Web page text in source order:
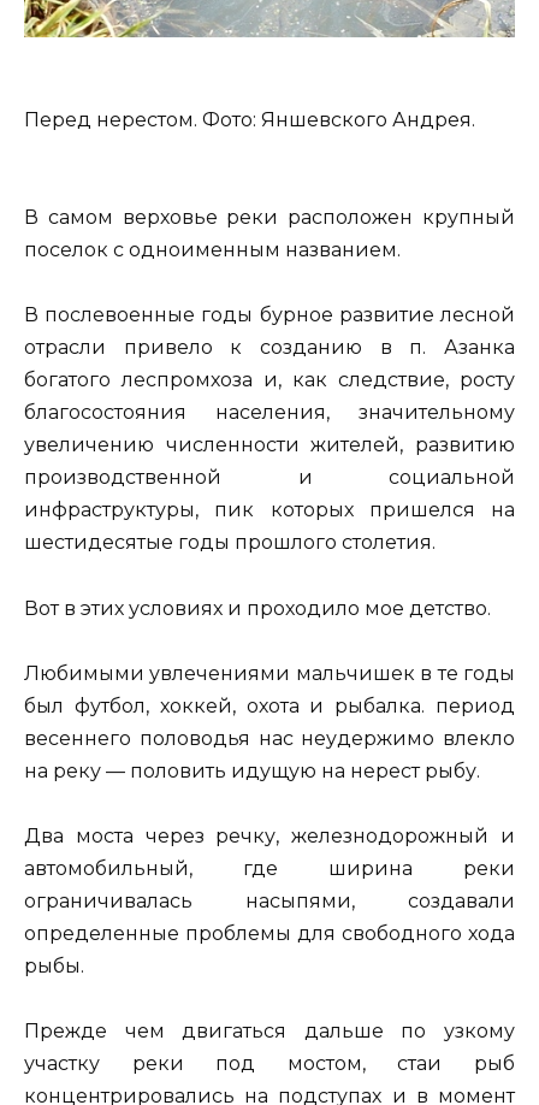
Перед нерестом. Фото: Яншевского Андрея.
В самом верховье реки расположен крупный
поселок с одноименным названием.
В послевоенные годы бурное развитие лесной
отрасли привело к созданию в п. Азанка
богатого леспромхоза и, как следствие, росту
благосостояния населения, значительному
увеличению численности жителей, развитию
производственной и социальной
инфраструктуры, пик которых пришелся на
шестидесятые годы прошлого столетия.
Вот в этих условиях и проходило мое детство.
Любимыми увлечениями мальчишек в те годы
был футбол, хоккей, охота и рыбалка. период
весеннего половодья нас неудержимо влекло
на реку — половить идущую на нерест рыбу.
Два моста через речку, железнодорожный и
автомобильный, где ширина реки
ограничивалась насыпями, создавали
определенные проблемы для свободного хода
рыбы.
Прежде чем двигаться дальше по узкому
участку реки под мостом, стаи рыб
концентрировались на подступах и в момент